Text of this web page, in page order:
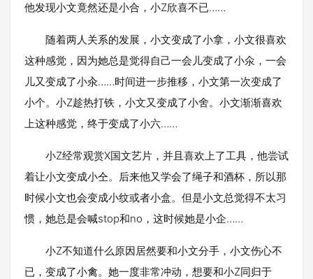
他发现小文竟然还是小合，小Z欣喜不已……
随着两人关系的发展，小文变成了小拿，小文很喜欢
这种感觉，因为她总是觉得自己一会儿变成了小氽，一会
儿又变成了小汆……时间进一步推移，小文第一次变成了
小个。小Z趁热打铁，小文又变成了小舍。小文渐渐喜欢
上这种感觉，终于变成了小六……
小Z经常观赏X国文艺片，并且喜欢上了工具，他尝试
着让小文变成小仝。后来他又学会了绳子和酒杯，所以那
时候小文也会变成小纹或者小盒。但是小文总觉得不太习
惯，她总是会喊stop和no，这时候她是小企……
小Z不知道什么原因居然要和小文分手，小文伤心不
已，变成了小禽。她一度非常冲动，想要和小Z同归于